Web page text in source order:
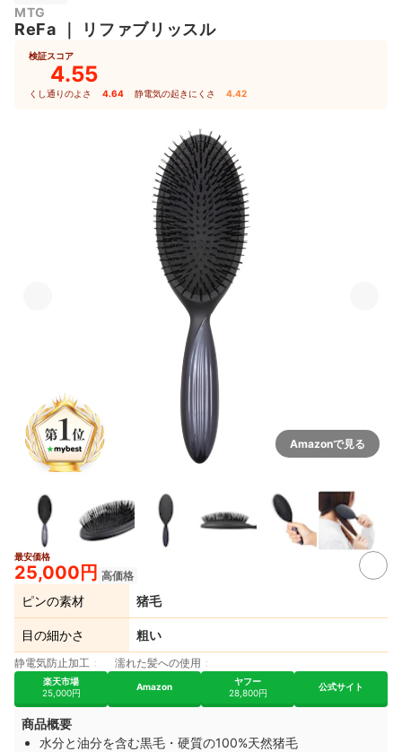
MTG
ReFa リファブリッスル
検証スコア
4.55
くし通りのよさ 4.64 静電気の起きにくさ 4.42
Amazonで見る
最安価格
25,000円 高価格
ピンの素材 猪毛
目の細かさ 粗い
静電気防止加工 濡れた髪への使用
楽天市場
25,000円
Amazon
ヤフー
28,800円
公式サイト
商品概要
水分と油分を含む黒毛・硬質の100%天然猪毛